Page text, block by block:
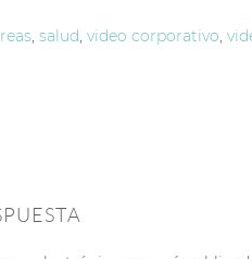
, salud, video corporativo,